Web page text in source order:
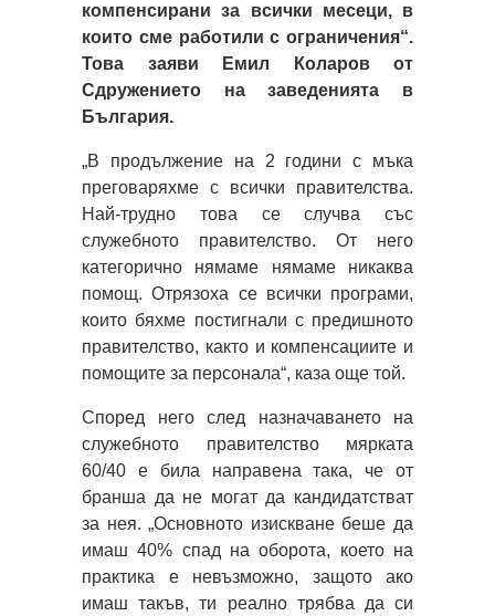
компенсирани за всички месеци, в
които сме работили с ограничения“.
Това заяви Емил Коларов от
Сдружението на заведенията в
България.
„В продължение на 2 години с мъка
преговаряхме с всички правителства.
Най-трудно това се случва със
служебното правителство. От него
категорично нямаме нямаме никаква
помощ. Отрязоха се всички програми,
които бяхме постигнали с предишното
правителство, както и компенсациите и
помощите за персонала“, каза още той.
Според него след назначаването на
служебното правителство мярката
60/40 е била направена така, че от
бранша да не могат да кандидатстват
за нея. „Основното изискване беше да
имаш 40% спад на оборота, което на
практика е невъзможно, защото ако
имаш такъв, ти реално трябва да си